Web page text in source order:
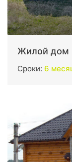
Жилой
Сроки: 6